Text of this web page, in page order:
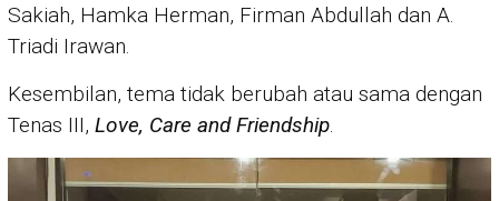
Sakiah, Hamka Herman, Firman Abdullah dan A.
Triadi Irawan.
Kesembilan, tema tidak berubah atau sama dengan
Tenas III, Love, Care and Friendship.